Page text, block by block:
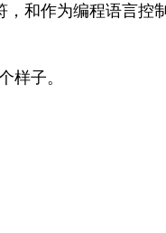
和作为编程语言控
样子。